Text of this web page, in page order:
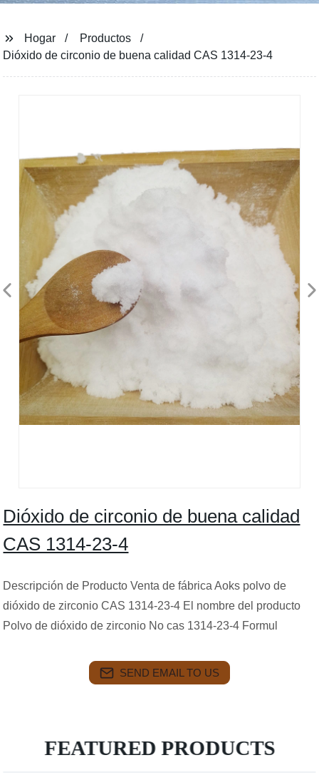
Hogar
Productos
Dióxido de circonio de buena calidad CAS 1314-23-4
Dióxido de circonio de buena calidad
CAS 1314-23-4
Descripción de Producto Venta de fábrica Aoks polvo de
dióxido de zirconio CAS 1314-23-4 El nombre del producto
Polvo de dióxido de zirconio No cas 1314-23-4 Formul
SEND EMAIL TO US
FEATURED PRODUCTS